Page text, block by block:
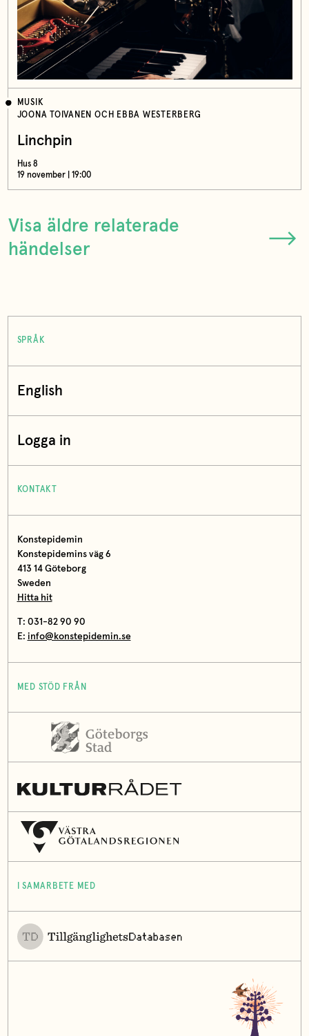
MUSIK
JOONA TOIVANEN OCH EBBA WESTERBERG
Linchpin
Hus 8
19 november | 19:00
Visa äldre relaterade
händelser
SPRÅK
English
Logga in
KONTAKT
Konstepidemin
Konstepidemins väg 6
413 14 Göteborg
Sweden
Hitta hit
T: 031-82 90 90
E: info@konstepidemin.se
MED STÖD FRÅN
I SAMARBETE MED